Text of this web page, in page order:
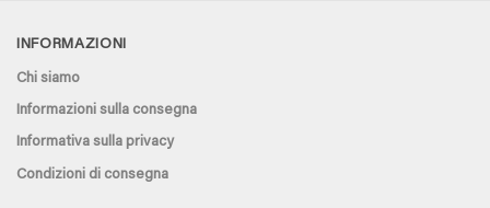
INFORMAZIONI
Chi siamo
Informazioni sulla consegna
Informativa sulla privacy
Condizioni di consegna